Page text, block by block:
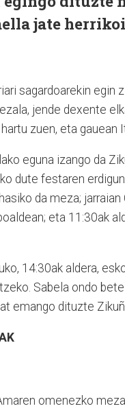
jate
sagardoarekin egin
jende dexente
zuen, eta gauean
eguna izango da
dute festaren
da meza;
eta 11:30ak
14:30ak aldera,
Sabela ondo
emango dituzte
omenezko